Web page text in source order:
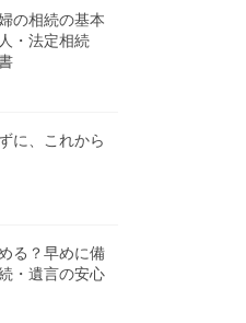
の相続の基本
・法定相続
に、これから
る？早めに備
・遺言の安心